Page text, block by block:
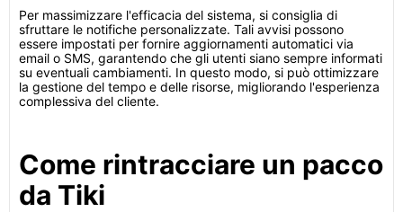
Per massimizzare l'efficacia del sistema, si consiglia di
sfruttare le notifiche personalizzate. Tali avvisi possono
essere impostati per fornire aggiornamenti automatici via
email o SMS, garantendo che gli utenti siano sempre informati
su eventuali cambiamenti. In questo modo, si può ottimizzare
la gestione del tempo e delle risorse, migliorando l'esperienza
complessiva del cliente.
Come rintracciare un pacco
da Tiki